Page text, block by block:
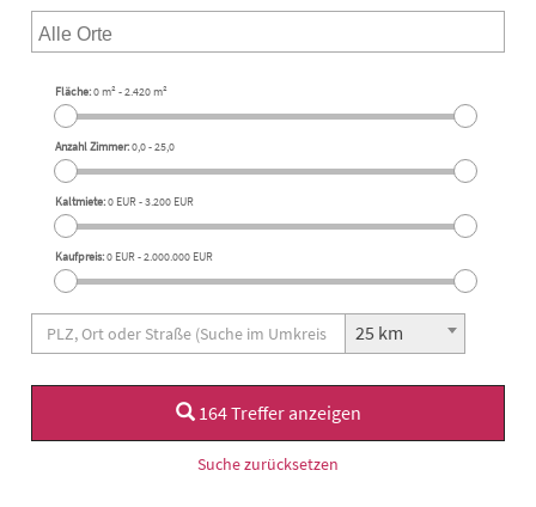
Fläche:0 m²-2.420 m²
Anzahl Zimmer:0,0-25,0
Kaltmiete:0 EUR-3.200 EUR
Kaufpreis:0 EUR-2.000.000 EUR
25 km
164 Treffer anzeigen
Suche zurücksetzen